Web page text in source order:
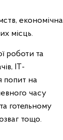
економічна
місць.
роботи та
ІТ-
попит на
часу
готельному
тощо.